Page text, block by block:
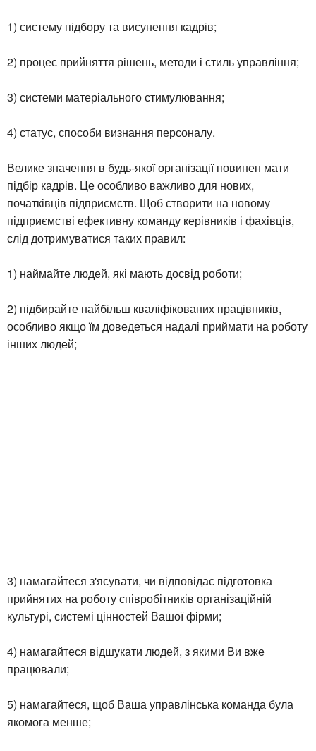
1) систему підбору та висунення кадрів;
2) процес прийняття рішень, методи і стиль управління;
3) системи матеріального стимулювання;
4) статус, способи визнання персоналу.
Велике значення в будь-якої організації повинен мати
підбір кадрів. Це особливо важливо для нових,
початківців підприємств. Щоб створити на новому
підприємстві ефективну команду керівників і фахівців,
слід дотримуватися таких правил:
1) наймайте людей, які мають досвід роботи;
2) підбирайте найбільш кваліфікованих працівників,
особливо якщо їм доведеться надалі приймати на роботу
інших людей;
3) намагайтеся з'ясувати, чи відповідає підготовка
прийнятих на роботу співробітників організаційній
культурі, системі цінностей Вашої фірми;
4) намагайтеся відшукати людей, з якими Ви вже
працювали;
5) намагайтеся, щоб Ваша управлінська команда була
якомога менше;